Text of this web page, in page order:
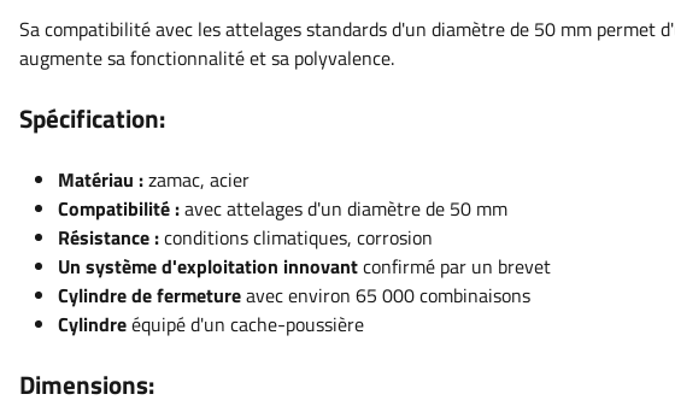
Sa compatibilité avec les attelages standards d'un diamètre de 50 mm permet
augmente sa fonctionnalité et sa polyvalence.
Spécification:
Matériau :zamac, acier
Compatibilité :avec attelages d'un diamètre de 50 mm
Résistance :conditions climatiques, corrosion
Un système d'exploitation innovantconfirmé par un brevet
Cylindre de fermetureavec environ 65 000 combinaisons
Cylindreéquipé d'un cache-poussière
Dimensions: